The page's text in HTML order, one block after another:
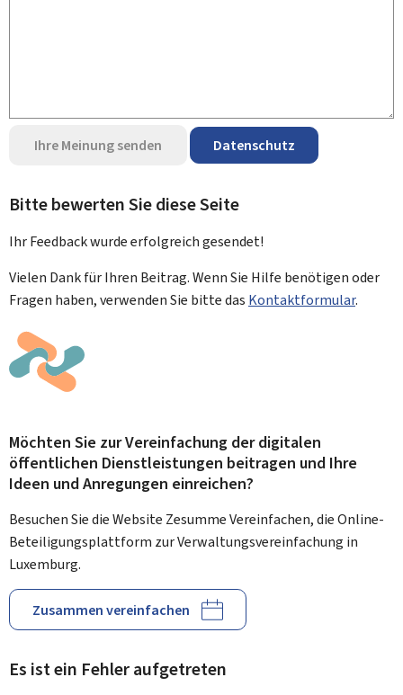
Ihre Meinung senden Datenschutz
Bitte bewerten Sie diese Seite
Ihr Feedback wurdeerfolgreichgesendet!
Vielen Dank für Ihren Beitrag. Wenn Sie Hilfe benötigen oder
Fragen haben, verwenden Sie bitte das Kontaktformular.
Möchten Sie zur Vereinfachung der digitalen
öffentlichen Dienstleistungen beitragen und Ihre
Ideen und Anregungen einreichen?
Besuchen Sie die Website Zesumme Vereinfachen, die Online-
Beteiligungsplattform zur Verwaltungsvereinfachung in
Luxemburg.
Zusammen vereinfachen
Es ist ein Fehler aufgetreten